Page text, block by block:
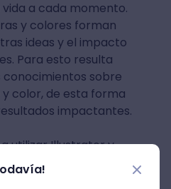
a cada momento.
y colores forman
ideas y el impacto
Para esto resulta
sobre
color, de esta forma
impactantes.
utilizar Illustrator y
posible con
ser más